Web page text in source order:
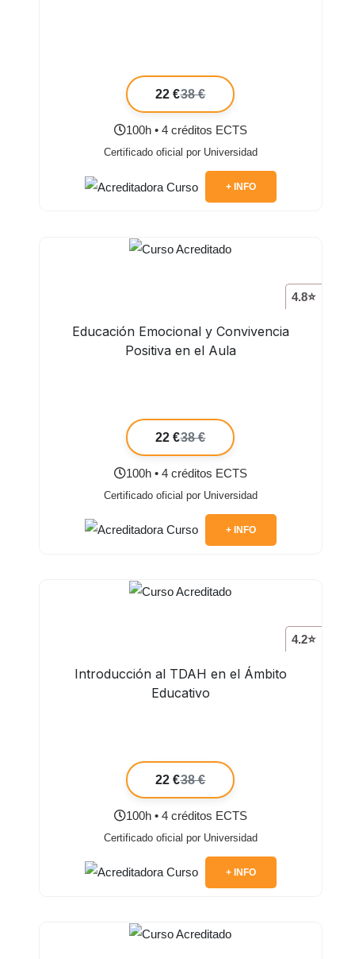
22 €38 €
100h • 4 créditos ECTS
Certificado oficial por Universidad
+ INFO
4.8⭐
Educación Emocional y Convivencia
Positiva en el Aula
22 €38 €
100h • 4 créditos ECTS
Certificado oficial por Universidad
+ INFO
4.2⭐
Introducción al TDAH en el Ámbito
Educativo
22 €38 €
100h • 4 créditos ECTS
Certificado oficial por Universidad
+ INFO